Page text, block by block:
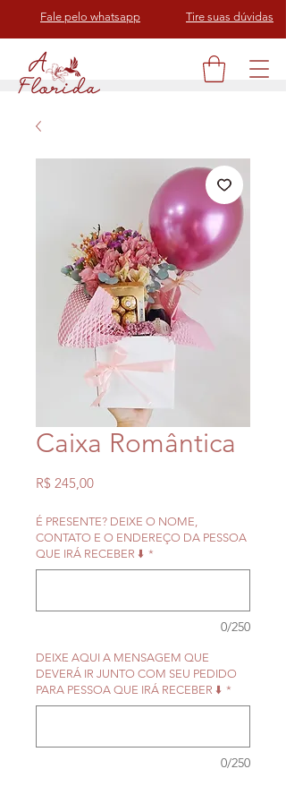
Fale pelo whatsapp Tire suas dúvidas
Caixa Romântica
R$ 245,00Preço
É PRESENTE? DEIXE O NOME,
CONTATO E O ENDEREÇO DA PESSOA
QUE IRÁ RECEBER ⬇️ *
0/250
DEIXE AQUI A MENSAGEM QUE
DEVERÁ IR JUNTO COM SEU PEDIDO
PARA PESSOA QUE IRÁ RECEBER ⬇️ *
0/250